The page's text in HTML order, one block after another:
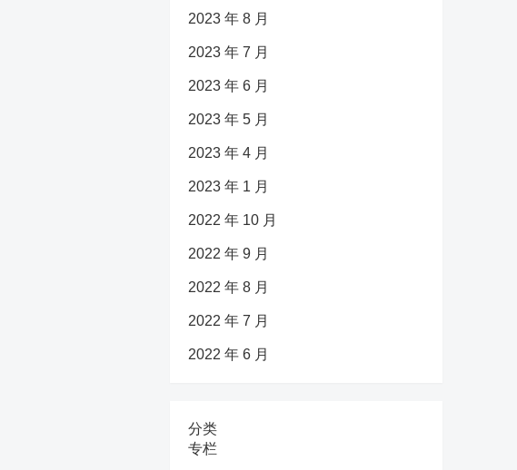
2023 年 8 月
2023 年 7 月
2023 年 6 月
2023 年 5 月
2023 年 4 月
2023 年 1 月
2022 年 10 月
2022 年 9 月
2022 年 8 月
2022 年 7 月
2022 年 6 月
分类
专栏